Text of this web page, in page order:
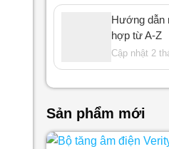
Hướng dẫn
hợp từ A-Z
Cập nhật 2
Sản phẩm mới